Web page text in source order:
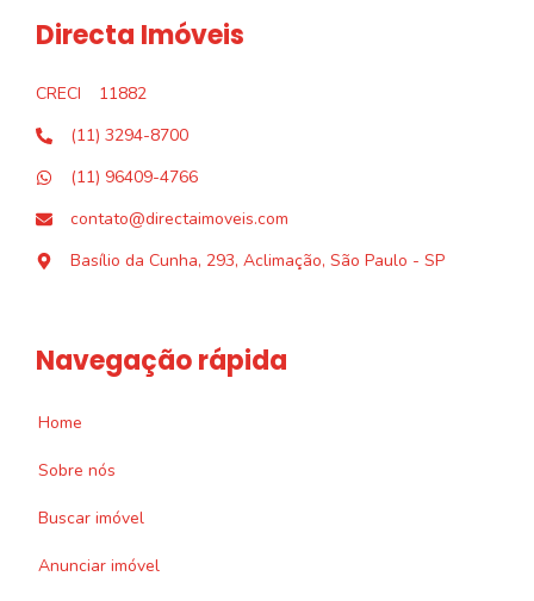
Directa Imóveis
CRECI
11882
(11) 3294-8700
(11) 96409-4766
contato@directaimoveis.com
Basílio da Cunha, 293, Aclimação, São Paulo - SP
Navegação rápida
Home
Sobre nós
Buscar imóvel
Anunciar imóvel